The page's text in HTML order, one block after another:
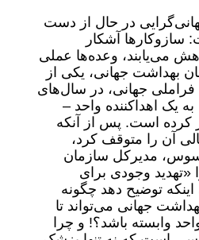
در حال از دست
سازوکارها آشکار
می‌یابند، وعده‌ها عملی
بهداشت جهانی، یکی از
جهانی، در سال‌های
یک اهداکننده واحد –
کرده است. پس از آنکه
آن را متوقف کرد،
مدیرکل سازمان
«تهدید وجودی برای
توضیح دهد چگونه
جهانی می‌تواند تا
وابسته باشد؟! و چرا